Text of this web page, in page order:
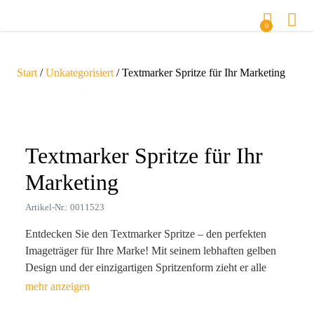
0
Start /Unkategorisiert / Textmarker Spritze für Ihr Marketing
Textmarker Spritze für Ihr
Marketing
Artikel-Nr.: 0011523
Entdecken Sie den Textmarker Spritze – den perfekten
Imageträger für Ihre Marke! Mit seinem lebhaften gelben
Design und der einzigartigen Spritzenform zieht er alle
Blicke auf sich und bleibt nachhaltig im Gedächtnis. Ideal